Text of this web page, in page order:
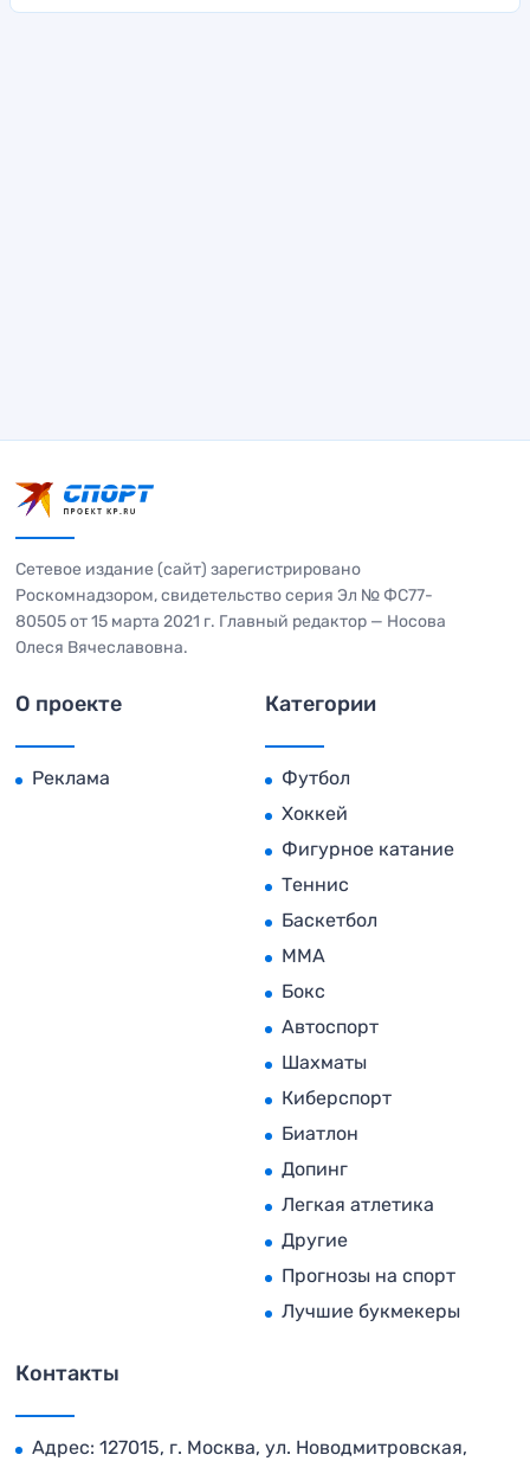
Сетевое издание (сайт) зарегистрировано
Роскомнадзором, свидетельство серия Эл № ФС77-
80505 от 15 марта 2021 г. Главный редактор — Носова
Олеся Вячеславовна.
О проекте
Реклама
Категории
Футбол
Хоккей
Фигурное катание
Теннис
Баскетбол
MMA
Бокс
Автоспорт
Шахматы
Киберспорт
Биатлон
Допинг
Легкая атлетика
Другие
Прогнозы на спорт
Лучшие букмекеры
Контакты
Адрес: 127015, г. Москва, ул. Новодмитровская,